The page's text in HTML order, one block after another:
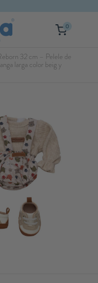
0
32 cm – Pelele de
larga color beig y